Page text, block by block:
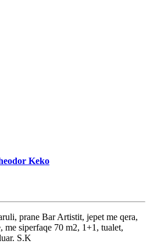
Keko
prane Bar Artistit, jepet me qera,
siperfaqe 70 m2, 1+1, tualet,
S.K